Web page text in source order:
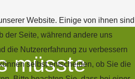
müsste
Website. Einige von ihnen sind
der Seite, während andere uns
die Nutzererfahrung zu verbessern
selbst entscheiden, ob Sie die